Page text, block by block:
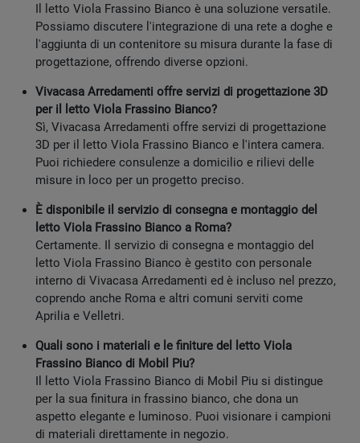
Il letto Viola Frassino Bianco è una soluzione versatile.
Possiamo discutere l'integrazione di una rete a doghe e
l'aggiunta di un contenitore su misura durante la fase di
progettazione, offrendo diverse opzioni.
Vivacasa Arredamenti offre servizi di progettazione 3D
per il letto Viola Frassino Bianco?
Sì, Vivacasa Arredamenti offre servizi di progettazione
3D per il letto Viola Frassino Bianco e l'intera camera.
Puoi richiedere consulenze a domicilio e rilievi delle
misure in loco per un progetto preciso.
È disponibile il servizio di consegna e montaggio del
letto Viola Frassino Bianco a Roma?
Certamente. Il servizio di consegna e montaggio del
letto Viola Frassino Bianco è gestito con personale
interno di Vivacasa Arredamenti ed è incluso nel prezzo,
coprendo anche Roma e altri comuni serviti come
Aprilia e Velletri.
Quali sono i materiali e le finiture del letto Viola
Frassino Bianco di Mobil Piu?
Il letto Viola Frassino Bianco di Mobil Piu si distingue
per la sua finitura in frassino bianco, che dona un
aspetto elegante e luminoso. Puoi visionare i campioni
di materiali direttamente in negozio.